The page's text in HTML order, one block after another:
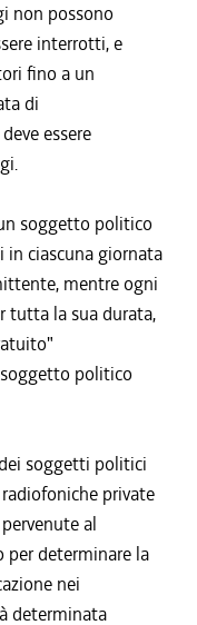
non possono
interrotti, e
fino a un
di
essere
soggetto politico
in ciascuna giornata
mentre ogni
tutta la sua durata,
politico
soggetti politici
private
al
per determinare la
nei
determinata